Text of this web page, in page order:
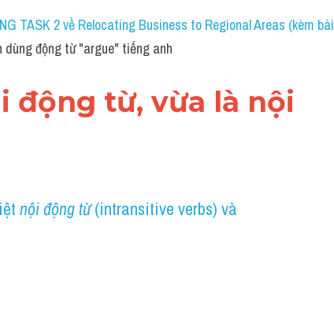
TASK 2 về Relocating Business to Regional Areas (kèm bài
dùng động từ "argue" tiếng anh
động từ, vừa là nội
nội động từ (intransitive verbs) và